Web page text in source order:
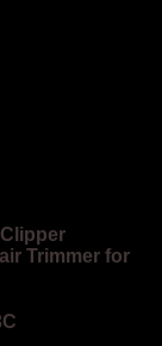
Trimmer for